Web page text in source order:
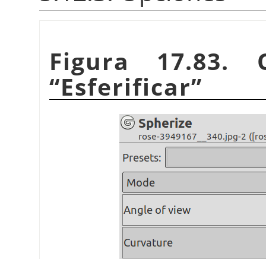
Figura 17.83.
“Esferificar”